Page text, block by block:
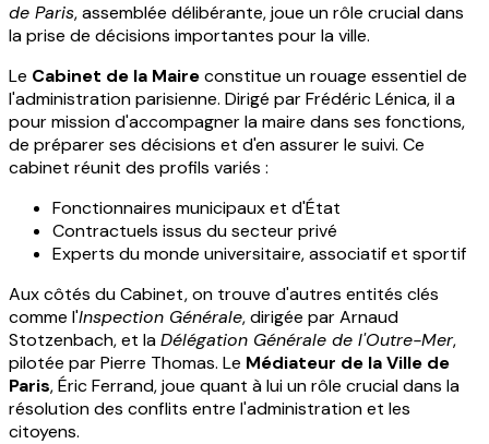
de Paris, assemblée délibérante, joue un rôle crucial dans
la prise de décisions importantes pour la ville.
Le Cabinet de la Maireconstitue un rouage essentiel de
l'administration parisienne. Dirigé par Frédéric Lénica, il a
pour mission d'accompagner la maire dans ses fonctions,
de préparer ses décisions et d'en assurer le suivi. Ce
cabinet réunit des profils variés :
Fonctionnaires municipaux et d'État
Contractuels issus du secteur privé
Experts du monde universitaire, associatif et sportif
Aux côtés du Cabinet, on trouve d'autres entités clés
comme l'Inspection Générale, dirigée par Arnaud
Stotzenbach, et laDélégation Générale de l'Outre-Mer,
pilotée par Pierre Thomas. Le Médiateur de la Ville de
Paris, Éric Ferrand, joue quant à lui un rôle crucial dans la
résolution des conflits entre l'administration et les
citoyens.